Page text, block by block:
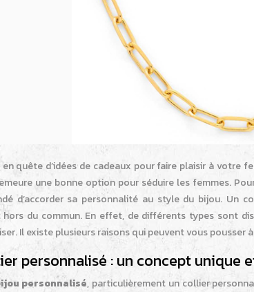
quête d’idées de cadeaux pour faire plaisir à votre
une bonne option pour séduire les femmes.
d’accorder sa personnalité au style du bijou. Un
du commun. En effet, de différents types sont
Il existe plusieurs raisons qui peuvent vous pousser
personnalisé : un concept unique
personnalisé, particulièrement un collier